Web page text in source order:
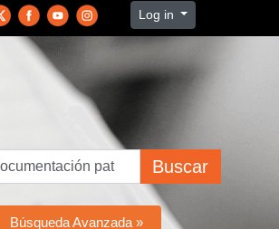
Log in
Buscar
Búsqueda Avanzada »